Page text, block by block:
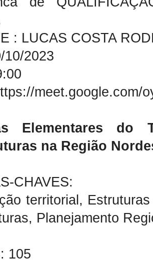
: LUCAS COSTA
10/2023
meet.google.com/
Elementares do
na Região
CHAVES:
territorial,
Planejamento
105